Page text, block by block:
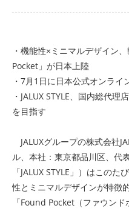
・機能性×ミニマルデザイン
Pocket」が日本上陸
・7月1日に日本公式オンライ
・JALUX STYLE、国内総代
を目指す
JALUXグループの株式会社
ル、本社：東京都品川区、代
「JALUX STYLE」）はこの
性とミニマルデザインが特徴
「Found Pocket（ファウン